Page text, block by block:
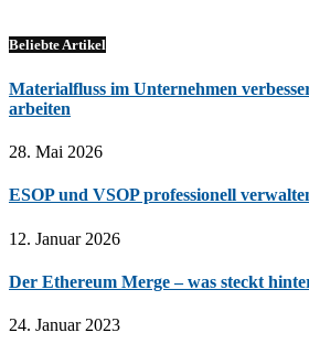
Beliebte Artikel
Materialfluss im Unternehmen
arbeiten
28. Mai 2026
ESOP und VSOP professionell
12. Januar 2026
Der Ethereum Merge – was steckt
24. Januar 2023